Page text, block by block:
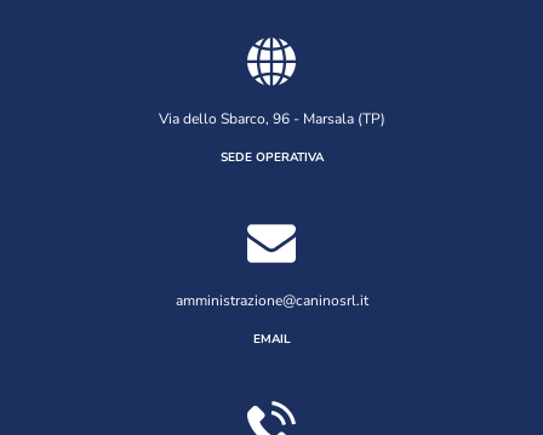
Via dello Sbarco, 96 - Marsala (TP)
SEDE OPERATIVA
amministrazione@caninosrl.it
EMAIL